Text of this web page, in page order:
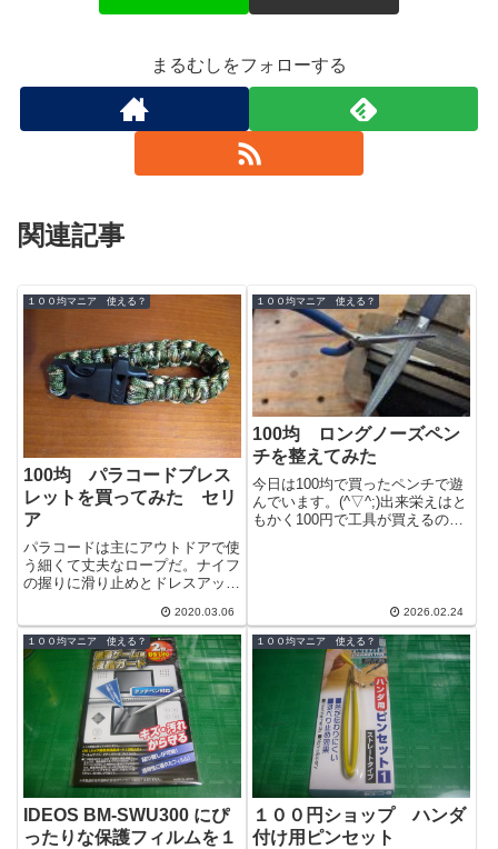
まるむしをフォローする
関連記事
１００均マニア 使える？
100均 パラコードブレス
レットを買ってみた セリ
ア
パラコードは主にアウトドアで使
う細くて丈夫なロープだ。ナイフ
の握りに滑り止めとドレスアップ
としたつくりのものはそこそこ良
い値段だっ...
2020.03.06
１００均マニア 使える？
100均 ロングノーズペン
チを整えてみた
今日は100均で買ったペンチで遊
んでいます。(^▽^;)出来栄えはと
もかく100円で工具が買えるのは
2026.02.24
１００均マニア 使える？
IDEOS BM-SWU300 にぴ
ったりな保護フィルムを１
１００均マニア 使える？
１００円ショップ ハンダ
付け用ピンセット